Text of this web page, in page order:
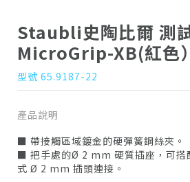
Staubli史陶比爾 測
MicroGrip-XB(紅色）
型號 65.9187-22
產品說明
■ 帶接觸區域鍍金的硬彈簧鋼絲夾。
■ 把手處的Ø 2 mm 硬質插座，可搭
式 Ø 2 mm 插頭連接。